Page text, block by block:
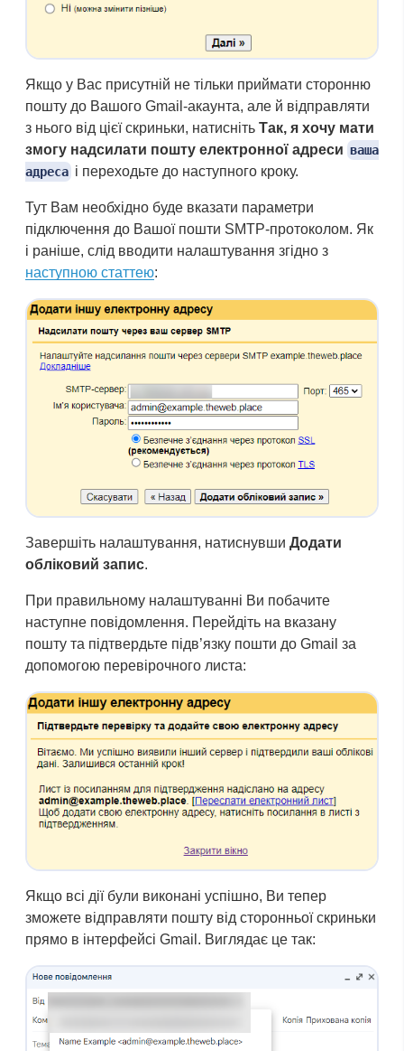
Якщо у Вас присутній не тільки приймати сторонню
пошту до Вашого Gmail-акаунта, але й відправляти
з нього від цієї скриньки, натисніть Так, я хочу мати
змогу надсилати пошту електронної адреси ваша
адреса і переходьте до наступного кроку.
Тут Вам необхідно буде вказати параметри
підключення до Вашої пошти SMTP-протоколом. Як
і раніше, слід вводити налаштування згідно з
наступною статтею:
Завершіть налаштування, натиснувши Додати
обліковий запис.
При правильному налаштуванні Ви побачите
наступне повідомлення. Перейдіть на вказану
пошту та підтвердьте підв’язку пошти до Gmail за
допомогою перевірочного листа:
Якщо всі дії були виконані успішно, Ви тепер
зможете відправляти пошту від сторонньої скриньки
прямо в інтерфейсі Gmail. Виглядає це так: